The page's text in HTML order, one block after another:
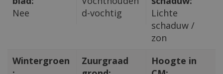
Nee
d-vochtig
Lichte
schaduw /
zon
Wintergroen
Zuurgraad
Hoogte in